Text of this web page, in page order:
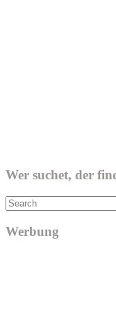
Wer suchet, der
Search
Werbung